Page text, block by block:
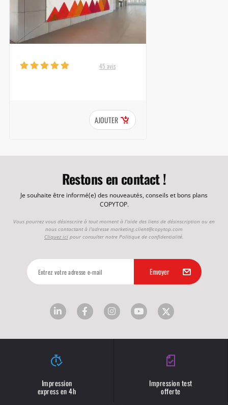
45 avis
AJOUTER
Restons en contact !
Je souhaite être informé(e) des nouveautés, conseils et bons plans
COPYTOP.
Vous pourrez vous désinscrire à tout moment à l'aide des liens de désinscription ou en
nous contactant à l'adresse marketing.client@copytop.com
Cliquez ici pour consulter notre Politique de confidentialité.
Impression
express en 4h
Impression test
offerte